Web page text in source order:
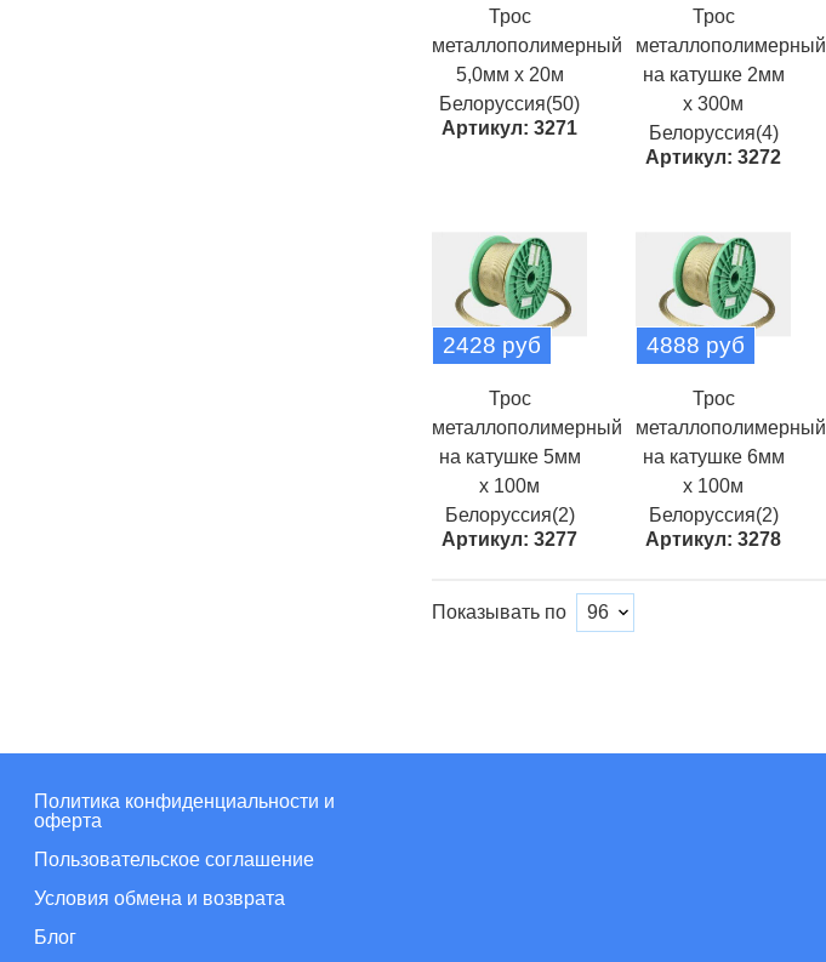
Трос
металлополимерный
5,0мм х 20м
Белоруссия(50)
Артикул: 3271
Трос
металлополимерный
на катушке 2мм
х 300м
Белоруссия(4)
Артикул: 3272
2428 руб
Трос
металлополимерный
на катушке 5мм
х 100м
Белоруссия(2)
Артикул: 3277
4888 руб
Трос
металлополимерный
на катушке 6мм
х 100м
Белоруссия(2)
Артикул: 3278
Показывать по
Политика конфиденциальности и
оферта
Пользовательское соглашение
Условия обмена и возврата
Блог